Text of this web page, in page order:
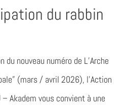
du rabbin
du nouveau numéro de L’Arche
(mars / avril 2026), l’Action
Akadem vous convient à une